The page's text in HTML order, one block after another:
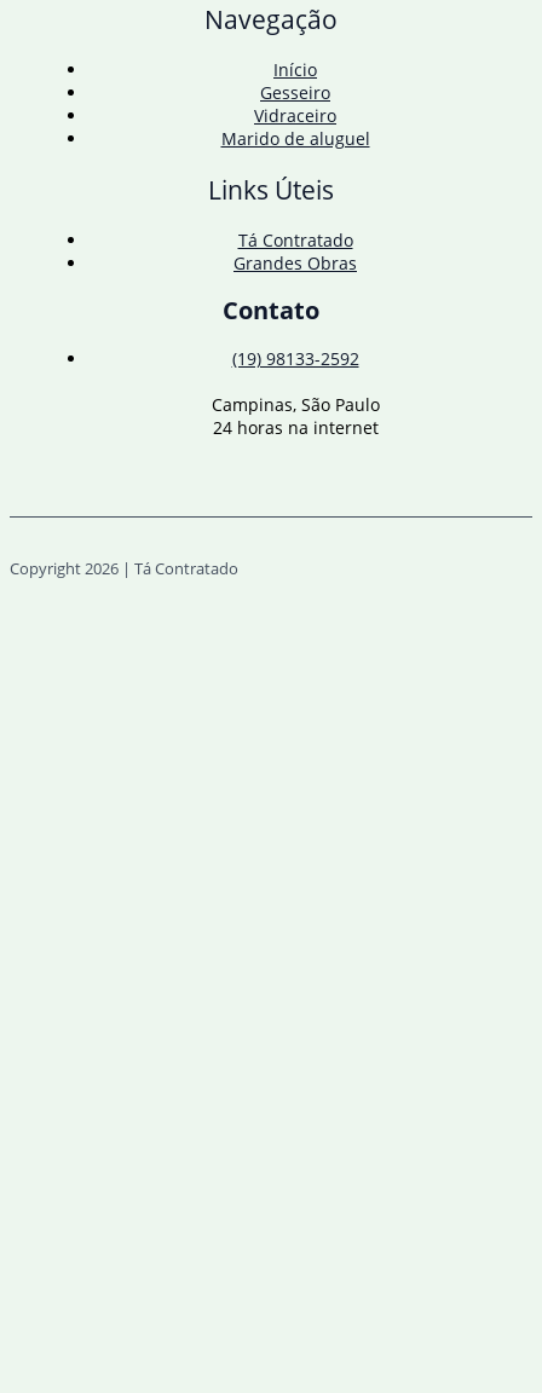
Navegação
Início
Gesseiro
Vidraceiro
Marido de aluguel
Links Úteis
Tá Contratado
Grandes Obras
Contato
(19) 98133-2592
Campinas, São Paulo
24 horas na internet
Copyright 2026 | Tá Contratado